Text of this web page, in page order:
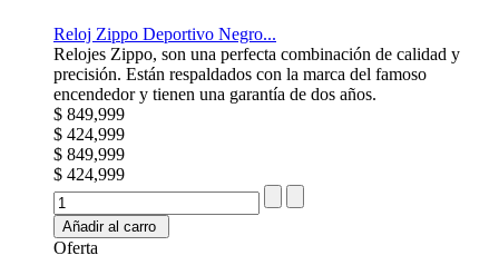
Reloj Zippo Deportivo Negro...
Relojes Zippo, son una perfecta combinación de calidad y
precisión. Están respaldados con la marca del famoso
encendedor y tienen una garantía de dos años.
$ 849,999
$ 424,999
$ 849,999
$ 424,999
Añadir al carro
Oferta